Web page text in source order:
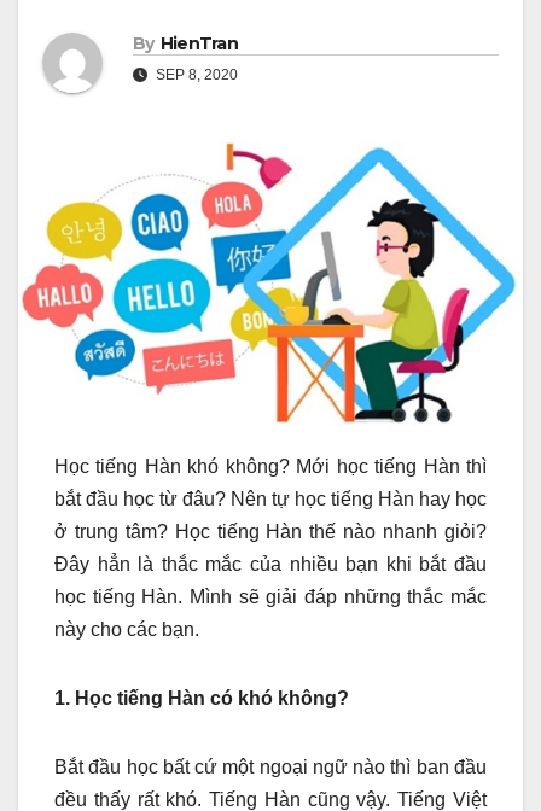
By HienTran
SEP 8, 2020
Học tiếng Hàn khó không? Mới học tiếng Hàn thì
bắt đầu học từ đâu? Nên tự học tiếng Hàn hay học
ở trung tâm? Học tiếng Hàn thế nào nhanh giỏi?
Đây hẳn là thắc mắc của nhiều bạn khi bắt đầu
học tiếng Hàn. Mình sẽ giải đáp những thắc mắc
này cho các bạn.
1. Học tiếng Hàn có khó không?
Bắt đầu học bất cứ một ngoại ngữ nào thì ban đầu
đều thấy rất khó. Tiếng Hàn cũng vậy. Tiếng Việt